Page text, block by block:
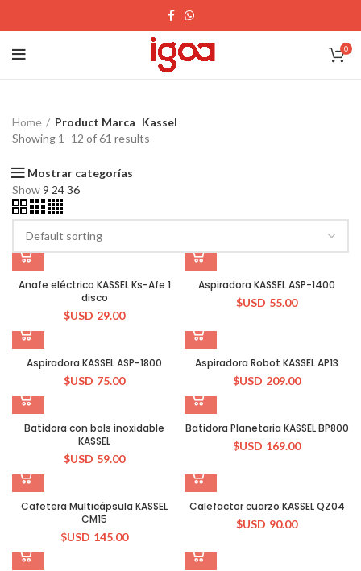
0
Home Product Marca Kassel
Showing 1–12 of 61 results
Mostrar categorías
Show9 2436
Anafe eléctrico KASSEL Ks-Afe 1
disco
$USD 29.00
Aspiradora KASSEL ASP-1400
$USD 55.00
Aspiradora KASSEL ASP-1800
$USD 75.00
Aspiradora Robot KASSEL AP13
$USD 209.00
Batidora con bols inoxidable
KASSEL
$USD 59.00
Batidora Planetaria KASSEL BP800
$USD 169.00
Cafetera Multicápsula KASSEL
CM15
$USD 145.00
Calefactor cuarzo KASSEL QZ04
$USD 90.00